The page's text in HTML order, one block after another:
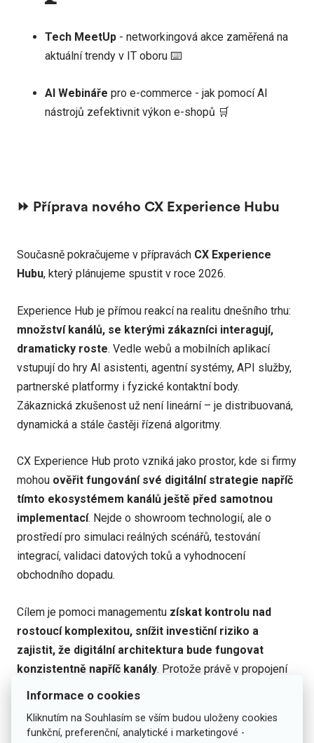
Tech MeetUp - networkingová akce zaměřená na
aktuální trendy v IT oboru ⌨️
AI Webináře pro e-commerce - jak pomocí AI
nástrojů zefektivnit výkon e-shopů 🛒
⏩️ Příprava nového CX Experience Hubu
Současně pokračujeme v přípravách CX Experience
Hubu, který plánujeme spustit v roce 2026.
Experience Hub je přímou reakcí na realitu dnešního trhu:
množství kanálů, se kterými zákazníci interagují,
dramaticky roste. Vedle webů a mobilních aplikací
vstupují do hry AI asistenti, agentní systémy, API služby,
partnerské platformy i fyzické kontaktní body.
Zákaznická zkušenost už není lineární – je distribuovaná,
dynamická a stále častěji řízená algoritmy.
CX Experience Hub proto vzniká jako prostor, kde si firmy
mohou ověřit fungování své digitální strategie napříč
tímto ekosystémem kanálů ještě před samotnou
implementací. Nejde o showroom technologií, ale o
prostředí pro simulaci reálných scénářů, testování
integrací, validaci datových toků a vyhodnocení
obchodního dopadu.
Cílem je pomoci managementu získat kontrolu nad
rostoucí komplexitou, snížit investiční riziko a
zajistit, že digitální architektura bude fungovat
konzistentně napříč kanály. Protože právě v propojení
těchto světů dnes vzniká – nebo se ztrácí – konkurenční
Informace o cookies
Kliknutím na Souhlasím se vším budou uloženy cookies
funkční, preferenční, analytické i marketingové -